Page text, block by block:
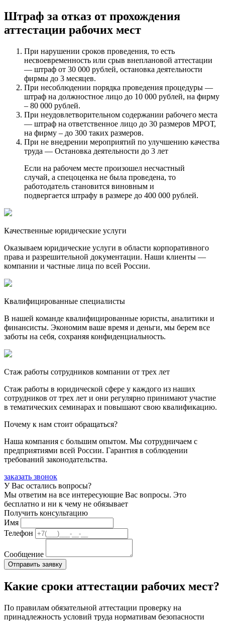
Штраф за отказ от прохождения
аттестации рабочих мест
При нарушении сроков проведения, то есть
несвоевременность или срыв внеплановой аттестации
— штраф от 30 000 рублей, остановка деятельности
фирмы до 3 месяцев.
При несоблюдении порядка проведения процедуры —
штраф на должностное лицо до 10 000 рублей, на фирму
– 80 000 рублей.
При неудовлетворительном содержании рабочего места
— штраф на ответственное лицо до 30 размеров МРОТ,
на фирму – до 300 таких размеров.
При не внедрении мероприятий по улучшению качества
труда — Остановка деятельности до 3 лет
Если на рабочем месте произошел несчастный
случай, а спецоценка не была проведена, то
работодатель становится виновным и
подвергается штрафу в размере до 400 000 рублей.
Качественные юридические услуги
Оказываем юридические услуги в области корпоративного
права и разрешительной документации. Наши клиенты —
компании и частные лица по всей России.
Квалифицированные специалисты
В нашей команде квалифицированные юристы, аналитики и
финансисты. Экономим ваше время и деньги, мы берем все
заботы на себя, сохраняя конфиденциальность.
Стаж работы сотрудников компании от трех лет
Стаж работы в юридической сфере у каждого из наших
сотрудников от трех лет и они регулярно принимают участие
в тематических семинарах и повышают свою квалификацию.
Почему к нам стоит обращаться?
Наша компания с большим опытом. Мы сотрудничаем с
предприятиями всей России. Гарантия в соблюдении
требований законодательства.
заказать звонок
У Вас остались вопросы?
Мы ответим на все интересующие Вас вопросы. Это
бесплатно и ни к чему не обязывает
Получить консультацию
Имя
Телефон
Сообщение
Какие сроки аттестации рабочих мест?
По правилам обязательной аттестации проверку на
принадлежность условий труда нормативам безопасности